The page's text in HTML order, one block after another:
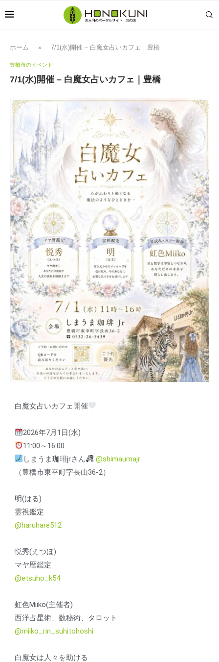
ホーム » 7/1(水)開催 – 白魔女占いカフェ｜豊橋
豊橋市のイベント
7/1(水)開催 – 白魔女占いカフェ｜豊橋
白魔女占いカフェ開催
2026年7月1日(水)
11:00～16:00
しまうま珈琲jrさん
@shimaumajr
（豊橋市東幸町字長山36-2）
明(はる)
霊視鑑定
@haruhare512
悦秀(えつほ)
マヤ暦鑑定
@etsuho_k54
虹色Miiko(主催者)
西洋占星術、数秘術、タロット
@miiko_rin_suhitohoshi
白魔女は人々を助ける